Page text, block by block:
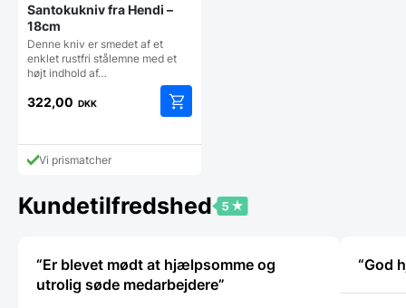
Santokukniv fra Hendi –
18cm
Denne kniv er smedet af et
enklet rustfri stålemne med et
højt indhold af…
322,00 DKK
Vi prismatcher
Kundetilfredshed
“Er blevet mødt at hjælpsomme og
utrolig søde medarbejdere”
“God